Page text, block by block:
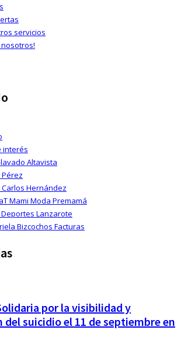
servicios
nosotros!
interés
Altavista
Carlos Hernández
Mami Moda Premamá
Lanzarote
Bizcochos Facturas
por la visibilidad y
del suicidio el 11 de septiembre en